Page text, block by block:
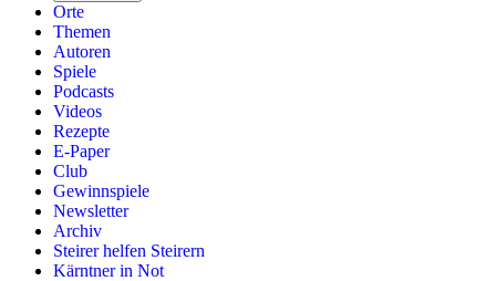
Orte
Themen
Autoren
Spiele
Podcasts
Videos
Rezepte
E-Paper
Club
Gewinnspiele
Newsletter
Archiv
Steirer helfen Steirern
Kärntner in Not